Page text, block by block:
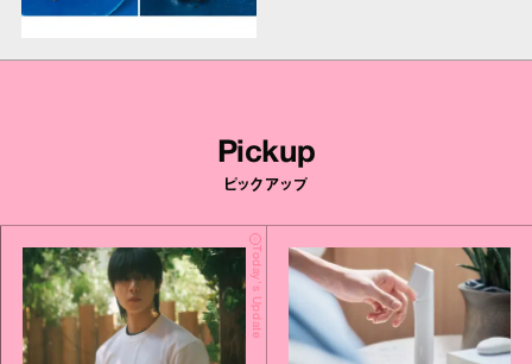
Pickup
ピックアップ
Today's Update